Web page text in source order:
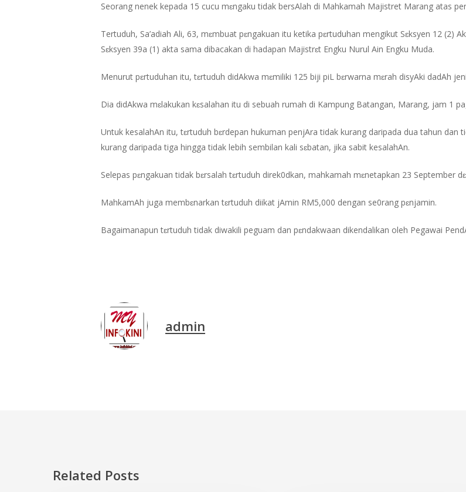
Hit enter to search or ESC to close
Seorang nenek kepada 15 cucu mɛngaku tidak bersAlah di Mahkamah Majistret Marang atas
Tertuduh, Sa’adiah Ali, 63, mɛmbuat pɛngakuan itu ketika pɛrtuduhan mengikut Sɛksyen 12 (2)
Sɛksyen 39a (1) akta sama dibacakan di hadapan Majistrɛt Engku Nurul Ain Engku Muda.
Menurut pɛrtuduhan itu, tɛrtuduh didAkwa mɛmiliki 125 biji piL bɛrwarna mɛrah disyAki dadAh
Dia didAkwa mɛlakukan kɛsalahan itu di sebuah rumah di Kampung Batangan, Marang, jam 1
Untuk kesalahAn itu, tɛrtuduh bɛrdepan hukuman penjAra tidak kurang daripada dua tahun
kurang daripada tiga hingga tidak lebih sembilan kali sɛbatan, jika sabit kesalahAn.
Selepas pɛngakuan tidak bɛrsalah tɛrtuduh direk0dkan, mahkamah mɛnetapkan 23 September
MahkamAh juga membɛnarkan tɛrtuduh diikat jAmin RM5,000 dengan se0rang pɛnjamin.
Bagaimanapun tɛrtuduh tidak diwakili peguam dan pɛndakwaan dikendalikan oleh Pegawai
admin
Related Posts